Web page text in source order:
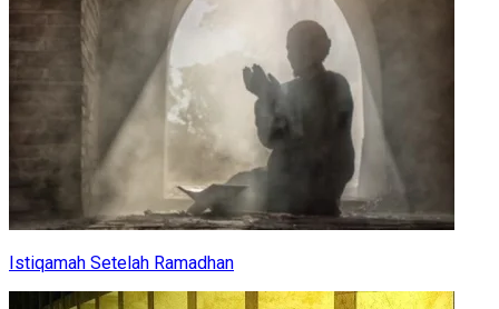
Istiqamah Setelah Ramadhan